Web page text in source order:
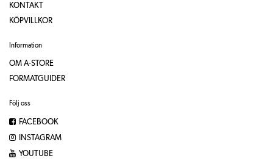
KONTAKT
KÖPVILLKOR
Information
OM A-STORE
FORMATGUIDER
Följ oss
FACEBOOK
INSTAGRAM
YOUTUBE